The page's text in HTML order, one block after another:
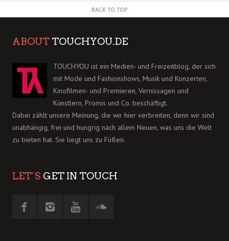
BACK TO TOP
ABOUT TOUCHYOU.DE
TOUCHYOU ist ein Medien- und Freizeitblog, der sich
mit Mode und Fashionshows, Musik und Konzerten,
Kinofilmen- und Premieren, Vernissagen und
Künstlern, Promis und Co. beschäftigt.
Dabei zählt unsere Meinung, die wir hier verbreiten, denn wir sind
unabhängig, frei und hungrig nach allem Neuen, was uns die Welt
zu bieten hat. Sie liegt uns zu Füßen.
LET´S GET IN TOUCH